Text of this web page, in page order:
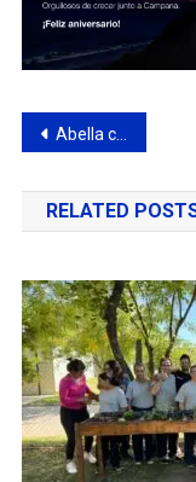
Navegación
de
entradas
Abella confirmó el inicio de la segunda etapa de la obra de reconstrucción de la Ruta 4
RELATED